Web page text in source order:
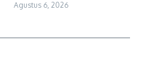
Agustus 6, 2026